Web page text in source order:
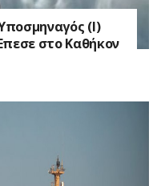
(Ι)
στο Καθήκον